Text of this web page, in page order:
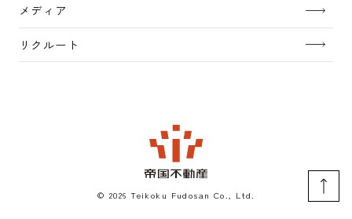
メディア
リクルート
© 2026 Teikoku Fudosan Co., Ltd.